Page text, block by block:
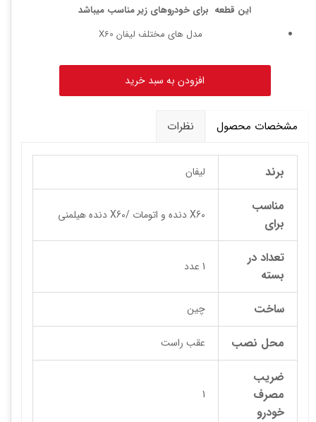
این قطعه برای خودروهای زیر مناسب میباشد
مدل های مختلف لیفان X60
افزودن به سبد خرید
مشخصات محصول نظرات
برند لیفان
مناسب
برای
X60 دنده و اتومات /X60 دنده هیلمنی
تعداد در
بسته
1 عدد
ساخت چین
محل نصب عقب راست
ضریب
مصرف
خودرو
1